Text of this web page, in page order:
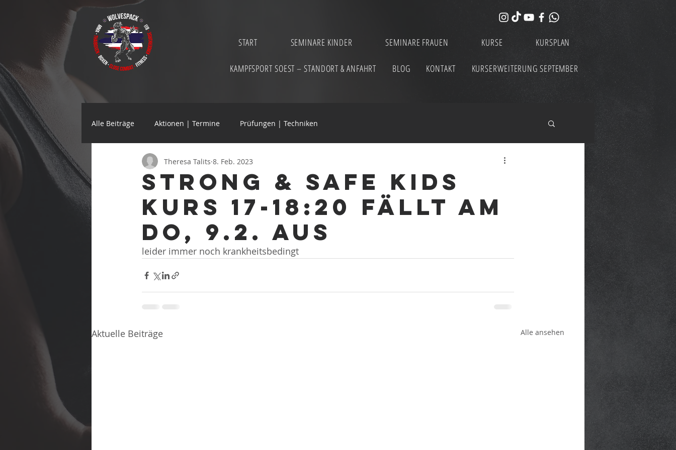
START SEMINARE KINDER SEMINARE FRAUEN KURSE KURSPLAN
KAMPFSPORT SOEST – STANDORT & ANFAHRT BLOG KONTAKT KURSERWEITERUNG SEPTEMBER
Alle Beiträge Aktionen | Termine Prüfungen | Techniken
Strong & Safe Kids
Kurs 17-18:20 fällt am
Do, 9.2. aus
Theresa Talits 8. Feb. 2023
leider immer noch krankheitsbedingt
Aktuelle Beiträge Alle ansehen